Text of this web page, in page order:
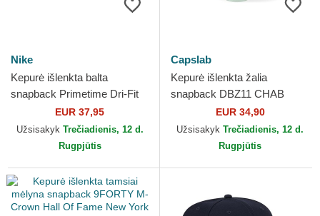
Nike
Kepurė išlenkta balta
snapback Primetime Dri-Fit
Rise Structured New York
Yankees MLB Nike
EUR 37,95
Užsisakyk Trečiadienis, 12 d.
Rugpjūtis
Capslab
Kepurė išlenkta žalia
snapback DBZ11 CHAB
Chiaotzu Dragon Ball
Capslab
EUR 34,90
Užsisakyk Trečiadienis, 12 d.
Rugpjūtis